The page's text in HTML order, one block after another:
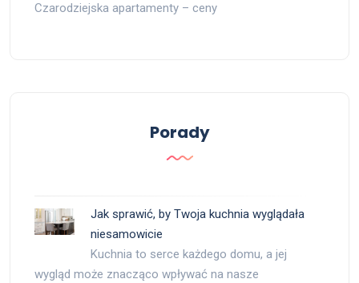
Czarodziejska apartamenty – ceny
Porady
Jak sprawić, by Twoja kuchnia wyglądała
niesamowicie
Kuchnia to serce każdego domu, a jej
wygląd może znacząco wpływać na nasze